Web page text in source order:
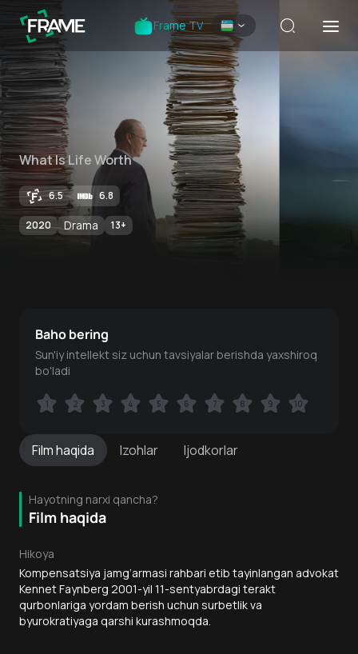
Frame TV
What Is Life Worth
6.5 6.8
2020 Drama 13+
Filmhaqida Izohlar Ijodkorlar
Hayotning narxi qancha?
Film haqida
Hikoya
Kompensatsiya jamg‘armasi rahbari etib tayinlangan advokat
Kennet Faynberg 2001-yil 11-sentyabrdagi terakt
qurbonlariga yordam berish uchun surbetlik va
byurokratiyaga qarshi kurashmoqda.
Baho bering
Sun'iy intellekt siz uchun tavsiyalar berishda yaxshiroq
bo'ladi
1 2 3 4 5 6 7 8 9 10
1 2 3 4 5 6 7 8 9 10